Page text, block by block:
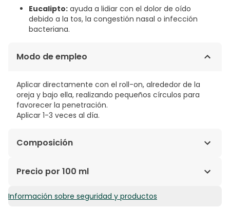
Eucalipto: ayuda a lidiar con el dolor de oído
debido a la tos, la congestión nasal o infección
bacteriana.
Modo de empleo
Aplicar directamente con el roll-on, alrededor de la
oreja y bajo ella, realizando pequeños círculos para
favorecer la penetración.
Aplicar 1-3 veces al día.
Composición
PROPÓLEO, MACERADO DE HIPÉRICO (HYPERICUM
(MELALEUCA QUINQUENERVIA) Y EUCALYPTUS
RADIATA.TOCOPHEROL / LIMONENE* / LINALOL* /
Precio por 100 ml
119,10€ / 100 ml
Información sobre seguridad y productos